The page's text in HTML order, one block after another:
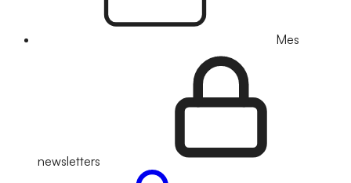
Mes
newsletters